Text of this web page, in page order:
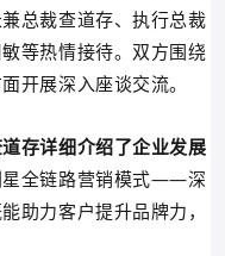
总裁查道存、执行总裁
等热情接待。双方围绕
开展深入座谈交流。
存详细介绍了企业发展
星全链路营销模式——深
助力客户提升品牌力，